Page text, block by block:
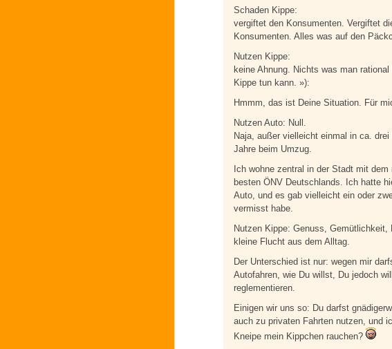
Schaden Kippe:
vergiftet den Konsumenten. Vergiftet
Konsumenten. Alles was auf den
Nutzen Kippe:
keine Ahnung. Nichts was man
Kippe tun kann. »):
Hmmm, das ist Deine Situation. Für
Nutzen Auto: Null.
Naja, außer vielleicht einmal in ca.
Jahre beim Umzug.
Ich wohne zentral in der Stadt mit dem
besten ÖNV Deutschlands. Ich hatte
Auto, und es gab vielleicht ein oder
vermisst habe.
Nutzen Kippe: Genuss, Gemütlichkeit,
kleine Flucht aus dem Alltag.
Der Unterschied ist nur: wegen mir
Autofahren, wie Du willst, Du jedoch
reglementieren.
Einigen wir uns so: Du darfst
auch zu privaten Fahrten nutzen, und
Kneipe mein Kippchen rauchen?